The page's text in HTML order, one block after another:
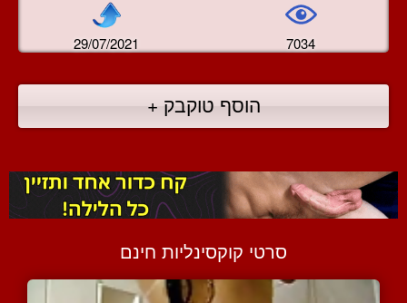
29/07/2021 7034
הוסף טוקבק +
סרטי קוקסינליות חינם